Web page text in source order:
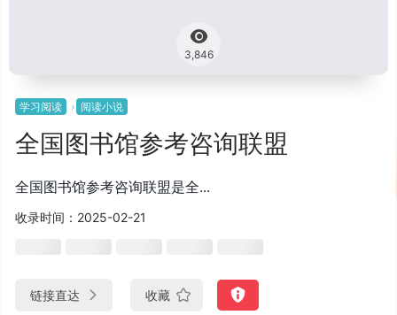
3,846
学习阅读 阅读小说
全国图书馆参考咨询联盟
全国图书馆参考咨询联盟是全...
收录时间：2025-02-21
链接直达 收藏